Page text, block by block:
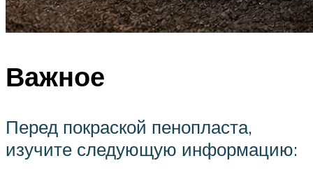
Важное
Перед покраской пенопласта,
изучите следующую информацию: